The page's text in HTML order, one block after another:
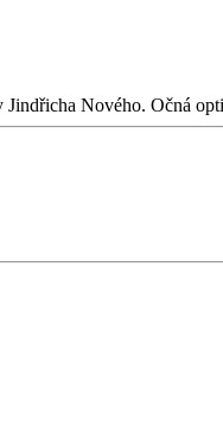
Nového. Očná